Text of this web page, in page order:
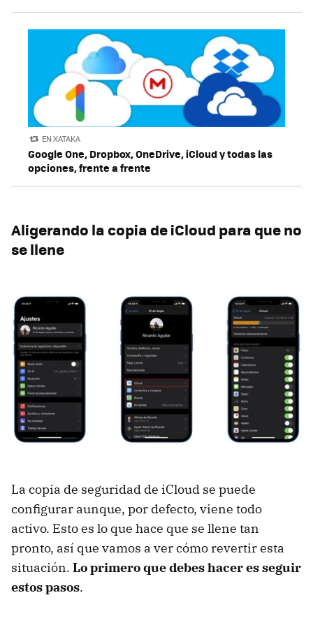
EN XATAKA
Google One, Dropbox, OneDrive, iCloud y todas las
opciones, frente a frente
Aligerando la copia de iCloud para que no
se llene
La copia de seguridad de iCloud se puede
configurar aunque, por defecto, viene todo
activo. Esto es lo que hace que se llene tan
pronto, así que vamos a ver cómo revertir esta
situación. Lo primero que debes hacer es seguir
estos pasos.